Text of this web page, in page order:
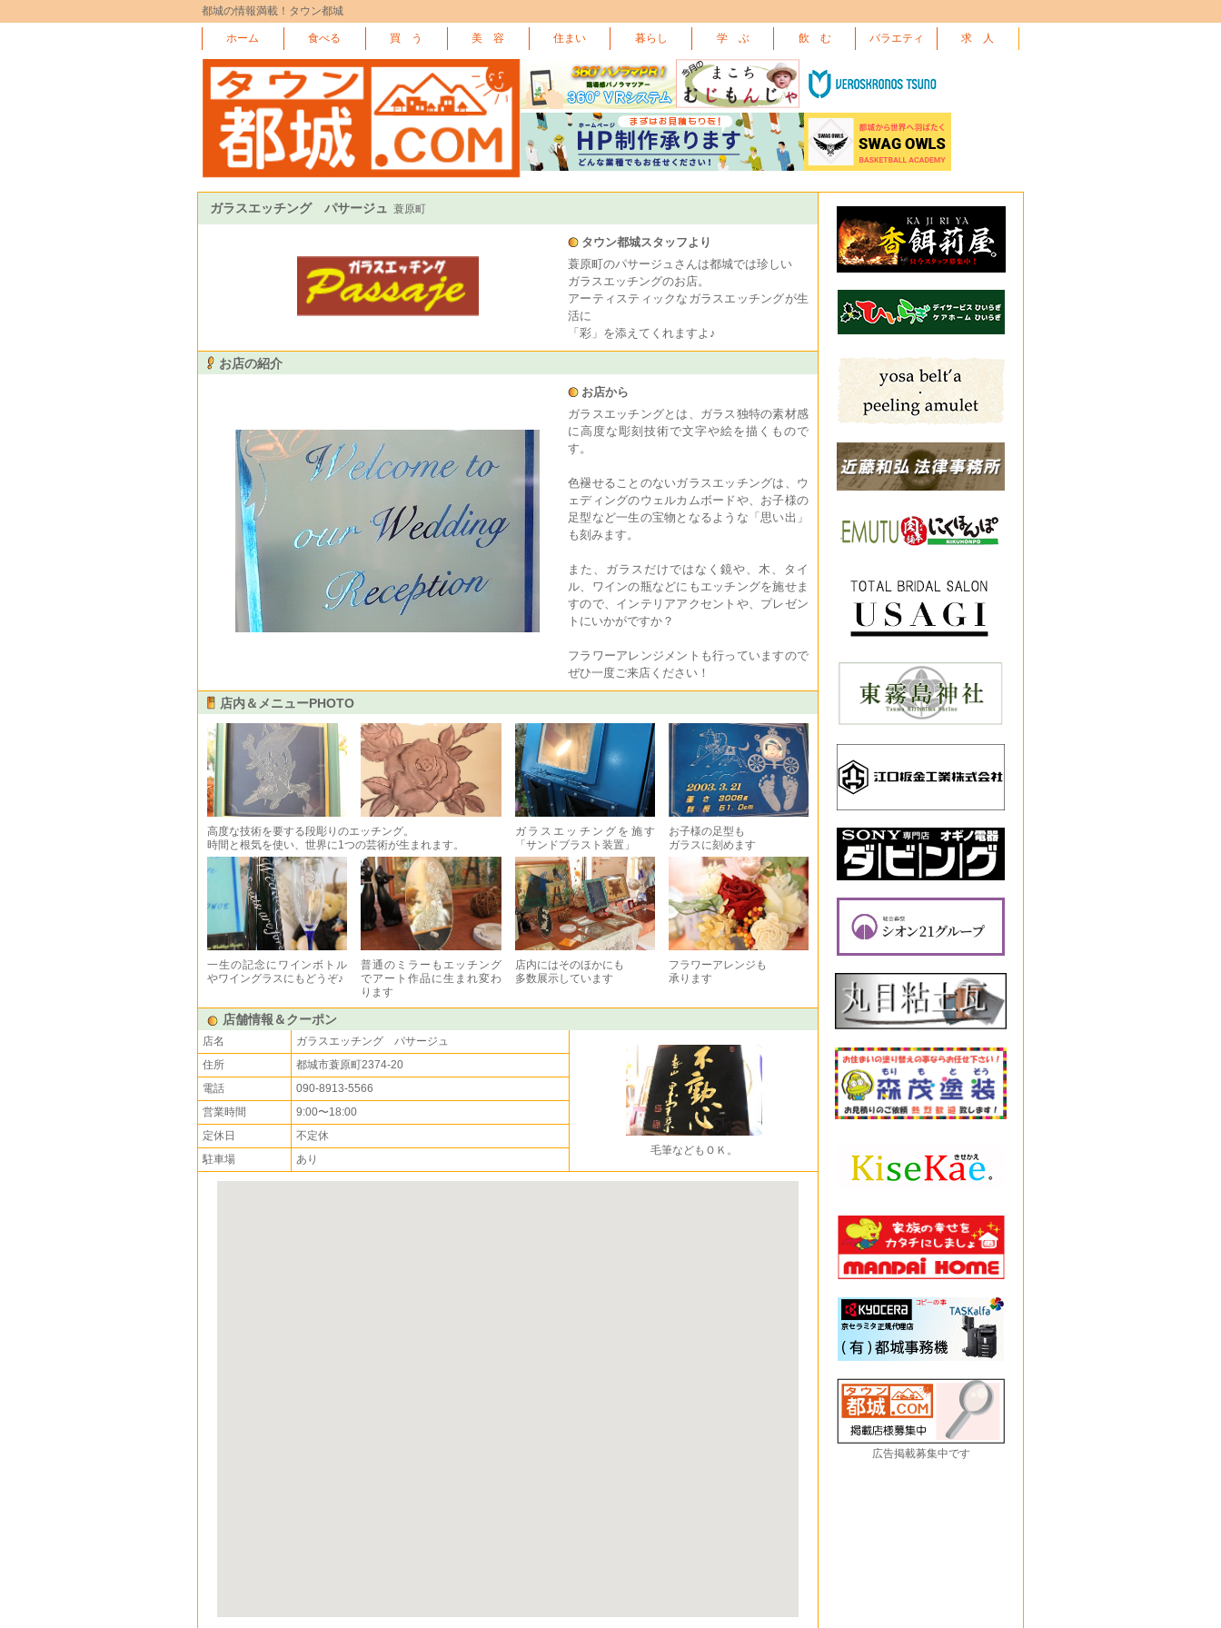
都城の情報満載！タウン都城
ホーム 食べる 買 う 美 容 住まい 暮らし 学 ぶ 飲 む バラエティ 求 人
ガラスエッチング パサージュ 蓑原町
広告掲載募集中です
タウン都城スタッフより
蓑原町のパサージュさんは都城では珍しい
ガラスエッチングのお店。
アーティスティックなガラスエッチングが生
活に
「彩」を添えてくれますよ♪
お店の紹介
お店から
ガラスエッチングとは、ガラス独特の素材感
に高度な彫刻技術で文字や絵を描くもので
す。
色褪せることのないガラスエッチングは、ウ
ェディングのウェルカムボードや、お子様の
足型など一生の宝物となるような「思い出」
も刻みます。
また、ガラスだけではなく鏡や、木、タイ
ル、ワインの瓶などにもエッチングを施せま
すので、インテリアアクセントや、プレゼン
トにいかがですか？
フラワーアレンジメントも行っていますので
ぜひ一度ご来店ください！
店内＆メニューPHOTO
高度な技術を要する段彫りのエッチング。
時間と根気を使い、世界に1つの芸術が生まれます。
ガラスエッチングを施す
「サンドブラスト装置」
お子様の足型も
ガラスに刻めます
一生の記念にワインボトル
やワイングラスにもどうぞ♪
普通のミラーもエッチング
でアート作品に生まれ変わ
ります
店内にはそのほかにも
多数展示しています
フラワーアレンジも
承ります
店舗情報＆クーポン
店名
ガラスエッチング パサージュ
住所
都城市蓑原町2374-20
電話
090-8913-5566
営業時間
9:00〜18:00
定休日
不定休
駐車場
あり
毛筆などもＯＫ。